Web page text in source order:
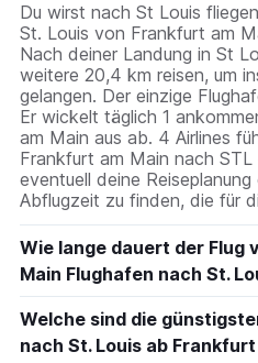
Du wirst nach St Louis
St. Louis von Frankfurt am
Nach deiner Landung in St
weitere 20,4 km reisen, um
gelangen. Der einzige
Er wickelt täglich 1
am Main aus ab. 4 Airlines
Frankfurt am Main nach
eventuell deine
Abflugzeit zu finden, die für
Wie lange dauert der Flug
Main Flughafen nach St.
Welche sind die
nach St. Louis ab